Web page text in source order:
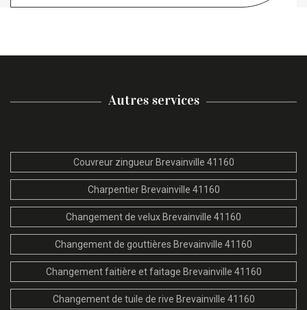
Autres services
Couvreur zingueur Brevainville 41160
Charpentier Brevainville 41160
Changement de velux Brevainville 41160
Changement de gouttières Brevainville 41160
Changement faitière et faitage Brevainville 41160
Changement de tuile de rive Brevainville 41160